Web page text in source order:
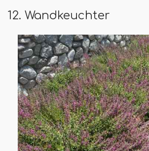
12. Wandkeuchter